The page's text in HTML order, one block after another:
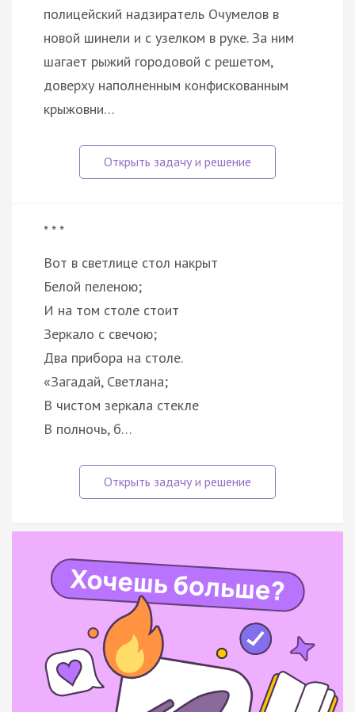
полицейский надзиратель Очумелов в
новой шинели и с узелком в руке. За ним
шагает рыжий городовой с решетом,
доверху наполненным конфискованным
крыжовни…
* * *
Вот в светлице стол накрыт
Белой пеленою;
И на том столе стоит
Зеркало с свечою;
Два прибора на столе.
«Загадай, Светлана;
В чистом зеркала стекле
В полночь, б…